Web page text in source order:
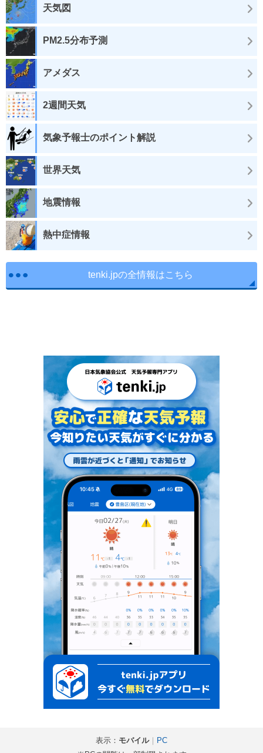
天気図
PM2.5分布予測
アメダス
2週間天気
気象予報士のポイント解説
世界天気
地震情報
熱中症情報
tenki.jpの全情報はこちら
表示： モバイル｜
PC